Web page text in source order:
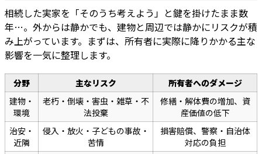
相続した実家を「そのうち考えよう」と鍵を掛けたまま数
年…。外からは静かでも、建物と周辺では静かにリスクが積
み上がっています。まずは、所有者に実際に降りかかる主な
影響を一気に整理します。
分野 主なリスク
所有者へのダメージ
建物・
環境
老朽・倒壊・害虫・雑草・不
法投棄
修繕・解体費の増加、資
産価値の低下
治安・
近隣
侵入・放火・子どもの事故・
苦情
損害賠償、警察・自治体
対応の負担